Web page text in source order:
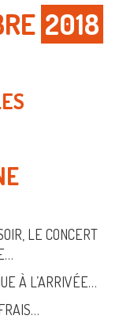
2018
LE CONCERT
À L’ARRIVÉE…